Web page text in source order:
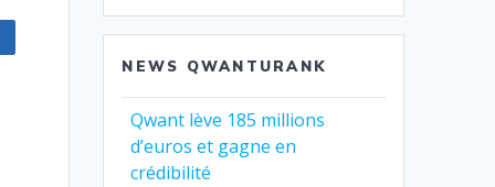
NEWS QWANTURANK
Qwant lève 185 millions
d’euros et gagne en
crédibilité